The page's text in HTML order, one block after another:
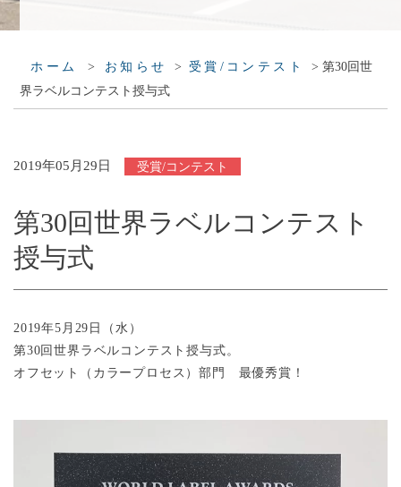
ホーム > お知らせ > 受賞/コンテスト >第30回世
界ラベルコンテスト授与式
2019年05月29日 受賞/コンテスト
第30回世界ラベルコンテスト
授与式
2019年5月29日（水）
第30回世界ラベルコンテスト授与式。
オフセット（カラープロセス）部門 最優秀賞！